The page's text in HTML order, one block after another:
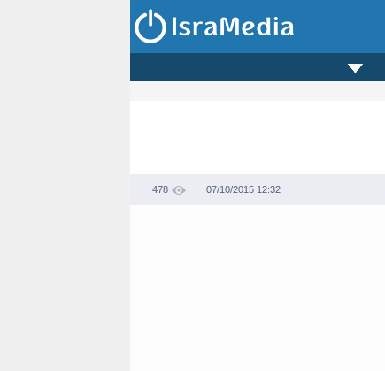
07/10/2015 12:32
478